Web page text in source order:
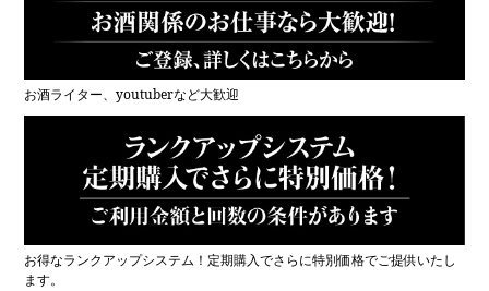
お酒ライター、youtuberなど大歓迎
お得なランクアップシステム！定期購入でさらに特別価格でご提供いたし
ます。